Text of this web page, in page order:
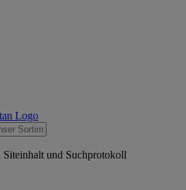
und Suchprotokoll